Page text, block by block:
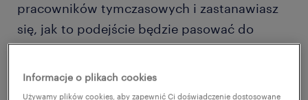
pracowników tymczasowych i zastanawiasz
się, jak to podejście będzie pasować do
Twojej firmy, warto rozważyć niektóre zalety i
wady tej formy zatrudnienia.
Informacje o plikach cookies
Używamy plików cookies, aby zapewnić Ci doświadczenie dostosowane